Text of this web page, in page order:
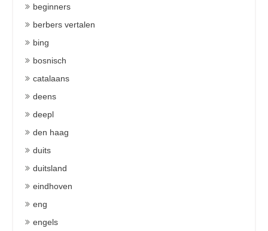
beginners
berbers vertalen
bing
bosnisch
catalaans
deens
deepl
den haag
duits
duitsland
eindhoven
eng
engels